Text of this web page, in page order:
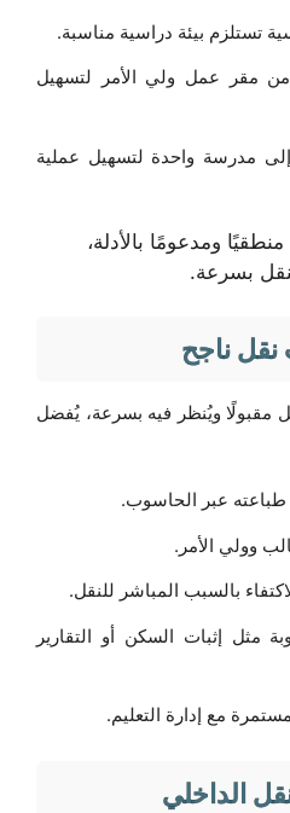
تستلزم بيئة دراسية مناسبة.
مقر عمل ولي الأمر لتسهيل
مدرسة واحدة لتسهيل عملية
ومدعومًا بالأدلة،
بسرعة.
نقل ناجح
ويُنظر فيه بسرعة، يُفضل
عبر الحاسوب.
وولي الأمر.
بالسبب المباشر للنقل.
مثل إثبات السكن أو التقارير
مع إدارة التعليم.
الداخلي